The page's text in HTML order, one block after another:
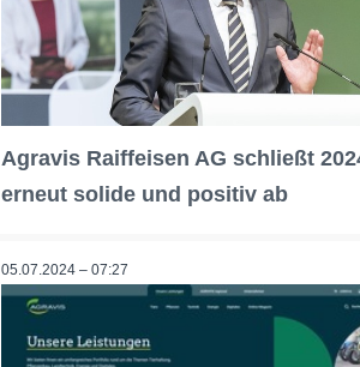
Agravis Raiffeisen AG schließt
erneut solide und positiv ab
05.07.2024 – 07:27